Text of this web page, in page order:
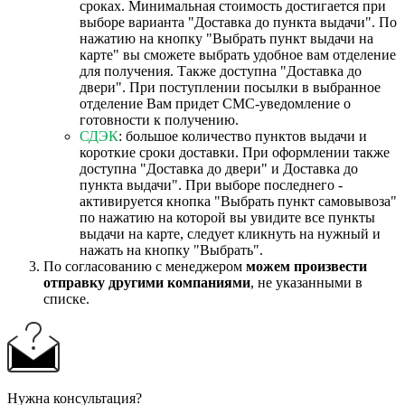
сроках. Минимальная стоимость достигается при
выборе варианта "Доставка до пункта выдачи". По
нажатию на кнопку "Выбрать пункт выдачи на
карте" вы сможете выбрать удобное вам отделение
для получения. Также доступна "Доставка до
двери". При поступлении посылки в выбранное
отделение Вам придет СМС-уведомление о
готовности к получению.
СДЭК: большое количество пунктов выдачи и
короткие сроки доставки. При оформлении также
доступна "Доставка до двери" и Доставка до
пункта выдачи". При выборе последнего -
активируется кнопка "Выбрать пункт самовывоза"
по нажатию на которой вы увидите все пункты
выдачи на карте, следует кликнуть на нужный и
нажать на кнопку "Выбрать".
По согласованию с менеджером можем произвести
отправку другими компаниями, не указанными в
списке.
Нужна консультация?